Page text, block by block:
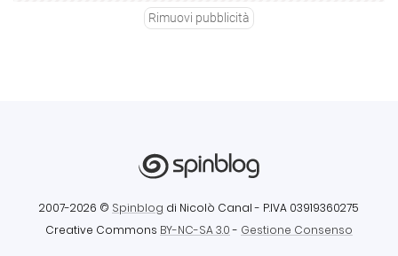
Rimuovi pubblicità
2007-2026 © Spinblog di Nicolò Canal - P.IVA 03919360275
Creative Commons BY-NC-SA 3.0- Gestione Consenso